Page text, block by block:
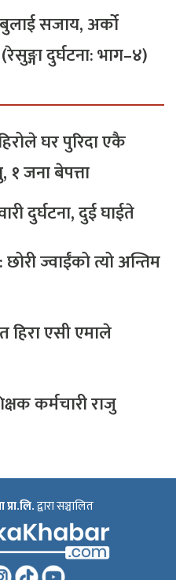
सजाय, अर्को
दुर्घटना: भाग–४)
घर पुरिदा एकै
१ जना बेपत्ता
दुर्घटना, दुई घाईते
ज्वाईंको त्यो अन्तिम
हिरा एसी एमाले
कर्मचारी राजु
द्वारा सञ्चालित